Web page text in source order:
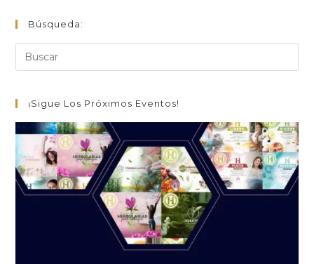
Búsqueda:
¡Sigue Los Próximos Eventos!